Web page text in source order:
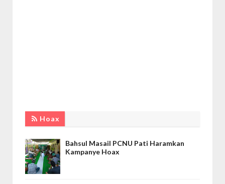
Hoax
Bahsul Masail PCNU Pati Haramkan
Kampanye Hoax